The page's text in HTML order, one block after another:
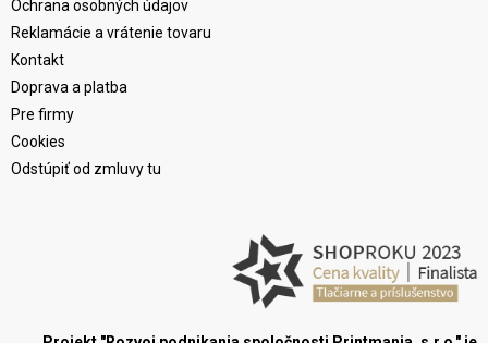
Ochrana osobných údajov
Reklamácie a vrátenie tovaru
Kontakt
Doprava a platba
Pre firmy
Cookies
Odstúpiť od zmluvy tu